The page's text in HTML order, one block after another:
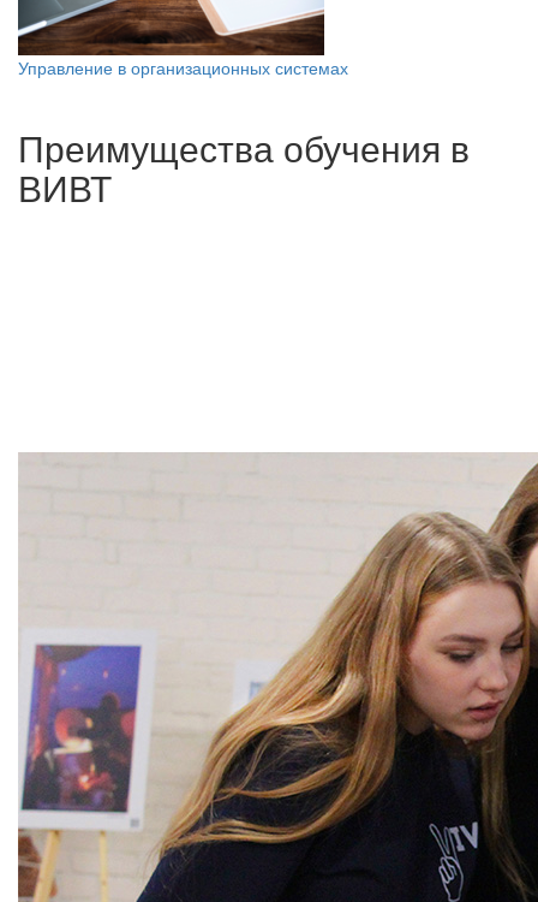
Управление в организационных системах
Преимущества обучения в
ВИВТ